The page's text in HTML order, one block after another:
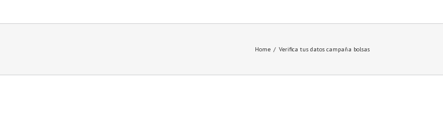
Home / Verifica tus datos campaña bolsas